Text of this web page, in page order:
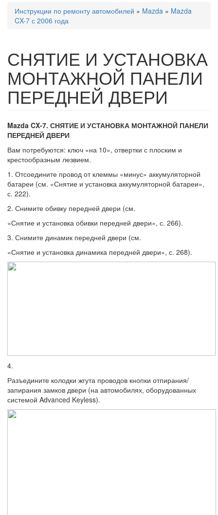
Инструкции по ремонту автомобилей » Mazda » Mazda
CX-7 с 2006 года
СНЯТИЕ И УСТАНОВКА
МОНТАЖНОЙ ПАНЕЛИ
ПЕРЕДНЕЙ ДВЕРИ
Mazda CX-7. СНЯТИЕ И УСТАНОВКА МОНТАЖНОЙ ПАНЕЛИ
ПЕРЕДНЕЙ ДВЕРИ
Вам потребуются: ключ «на 10», отвертки с плоским и
крестообразным лезвием.
1. Отсоедините провод от клеммы «ми­нус» аккумуляторной
батареи (см. «Снятие и установка аккумуляторной батареи»,
с. 222).
2. Снимите обивку передней двери (см.
«Снятие и установка обивки передней две­ри», с. 266).
3. Снимите динамик передней двери (см.
«Снятие и установка динамика передней двери», с. 268).
4.
Разъедините колодки жгута проводов кнопки отпирания/
запирания замков двери (на автомобилях, оборудованных
системой Advanced Keyless).